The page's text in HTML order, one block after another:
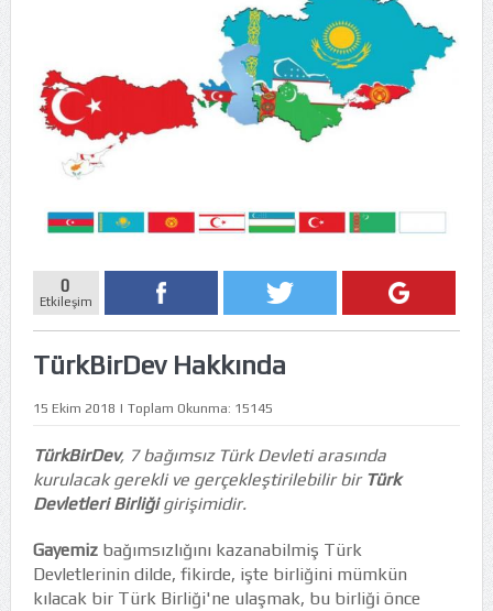
0
Etkileşim
TürkBirDev Hakkında
15 Ekim 2018 | Toplam Okunma: 15145
TürkBirDev, 7 bağımsız Türk Devleti arasında
kurulacak gerekli ve gerçekleştirilebilir bir Türk
Devletleri Birliğigirişimidir.
Gayemizbağımsızlığını kazanabilmiş Türk
Devletlerinin dilde, fikirde, işte birliğini mümkün
kılacak bir Türk Birliği'ne ulaşmak, bu birliği önce